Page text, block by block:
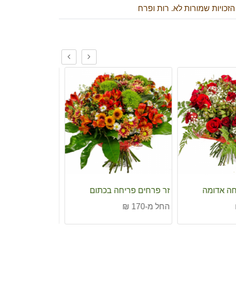
שמורות לא. רות ופרח
בכתום
זר פרחים פריחה צהובה
החל מ-200 ₪